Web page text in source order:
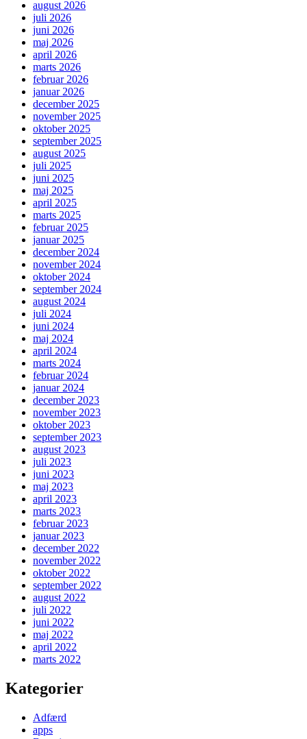
august 2026
juli 2026
juni 2026
maj 2026
april 2026
marts 2026
februar 2026
januar 2026
december 2025
november 2025
oktober 2025
september 2025
august 2025
juli 2025
juni 2025
maj 2025
april 2025
marts 2025
februar 2025
januar 2025
december 2024
november 2024
oktober 2024
september 2024
august 2024
juli 2024
juni 2024
maj 2024
april 2024
marts 2024
februar 2024
januar 2024
december 2023
november 2023
oktober 2023
september 2023
august 2023
juli 2023
juni 2023
maj 2023
april 2023
marts 2023
februar 2023
januar 2023
december 2022
november 2022
oktober 2022
september 2022
august 2022
juli 2022
juni 2022
maj 2022
april 2022
marts 2022
Kategorier
Adfærd
apps